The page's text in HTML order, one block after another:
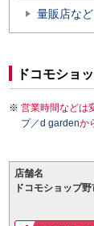
量販店な
ドコモショ
営業時間などは
プ／d gardenか
店舗名
ドコモショップ